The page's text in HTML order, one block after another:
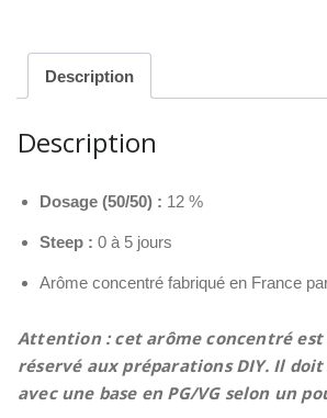
Description
Description
Dosage (50/50) : 12 %
Steep : 0 à 5 jours
Arôme concentré fabriqué en France
Attention : cet arôme concentré
réservé aux préparations DIY. Il
avec une base en PG/VG selon un